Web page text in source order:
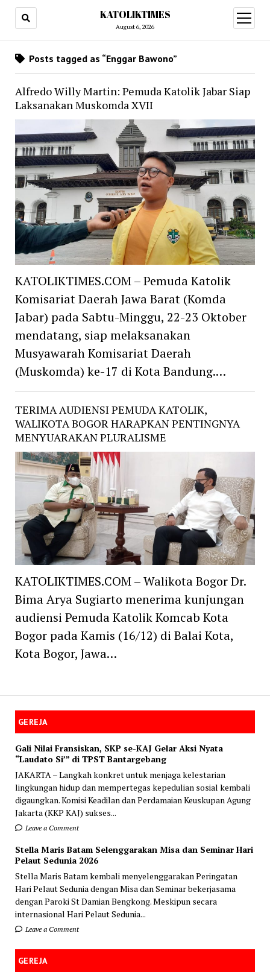
KATOLIKTIMES
August 6, 2026
open
menu
GEREJA
Gali Nilai Fransiskan, SKP se-KAJ Gelar Aksi Nyata
“Laudato Si’” di TPST Bantargebang
JAKARTA – Langkah konkret untuk menjaga kelestarian
lingkungan hidup dan mempertegas kepedulian sosial kembali
digaungkan. Komisi Keadilan dan Perdamaian Keuskupan Agung
Jakarta (KKP KAJ) sukses...
Leave a Comment
Stella Maris Batam Selenggarakan Misa dan Seminar Hari
Pelaut Sedunia 2026
Stella Maris Batam kembali menyelenggarakan Peringatan
Hari Pelaut Sedunia dengan Misa dan Seminar bekerjasama
dengan Paroki St Damian Bengkong. Meskipun secara
internasional Hari Pelaut Sedunia...
Leave a Comment
GEREJA
Posts tagged as “Enggar Bawono”
Alfredo Willy Martin: Pemuda Katolik Jabar Siap
Laksanakan Muskomda XVII
KATOLIKTIMES.COM – Pemuda Katolik
Komisariat Daerah Jawa Barat (Komda
Jabar) pada Sabtu-Minggu, 22-23 Oktober
mendatang, siap melaksanakan
Musyawarah Komisariat Daerah
(Muskomda) ke-17 di Kota Bandung.…
TERIMA AUDIENSI PEMUDA KATOLIK,
WALIKOTA BOGOR HARAPKAN PENTINGNYA
MENYUARAKAN PLURALISME
KATOLIKTIMES.COM – Walikota Bogor Dr.
Bima Arya Sugiarto menerima kunjungan
audiensi Pemuda Katolik Komcab Kota
Bogor pada Kamis (16/12) di Balai Kota,
Kota Bogor, Jawa…